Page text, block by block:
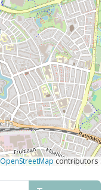
OpenStreetMap contributors